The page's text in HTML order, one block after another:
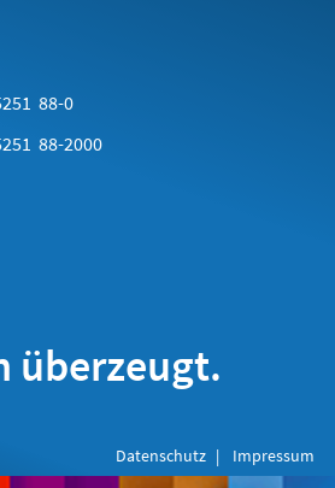
88-0
88-2000
überzeugt.
Datenschutz Impressum